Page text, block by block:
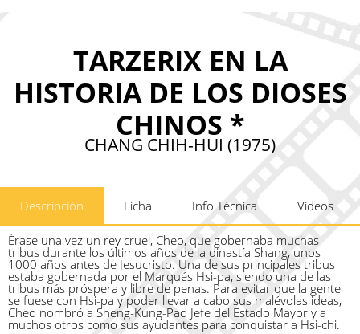
TARZERIX EN LA
HISTORIA DE LOS DIOSES
CHINOS *
CHANG CHIH-HUI (1975)
Descripción Ficha Info Técnica Vídeos
Érase una vez un rey cruel, Cheo, que gobernaba muchas
tribus durante los últimos años de la dinastía Shang, unos
1000 años antes de Jesucristo. Una de sus principales tribus
estaba gobernada por el Marqués Hsi-pa, siendo una de las
tribus más próspera y libre de penas. Para evitar que la gente
se fuese con Hsi-pa y poder llevar a cabo sus malévolas ideas,
Cheo nombró a Sheng-Kung-Pao Jefe del Estado Mayor y a
muchos otros como sus ayudantes para conquistar a Hsi-chi.